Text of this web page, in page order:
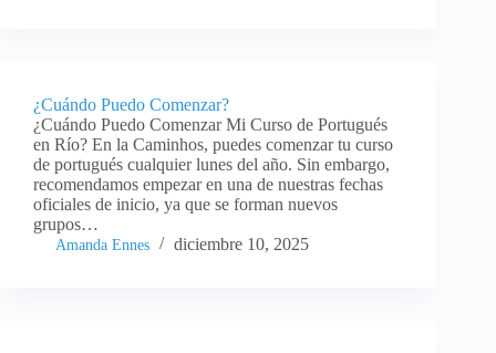
¿Cuándo Puedo Comenzar?
¿Cuándo Puedo Comenzar Mi Curso de Portugués
en Río? En la Caminhos, puedes comenzar tu curso
de portugués cualquier lunes del año. Sin embargo,
recomendamos empezar en una de nuestras fechas
oficiales de inicio, ya que se forman nuevos
grupos…
Amanda Ennes diciembre 10, 2025